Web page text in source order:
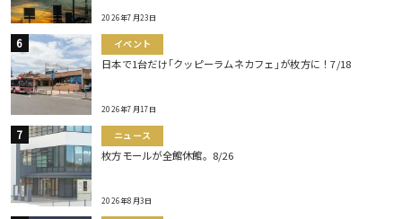
2026年7月23日
イベント
日本で1台だけ｢クッピーラムネカフェ｣が枚方に！7/18
2026年7月17日
ニュース
枚方モールが全館休館。8/26
2026年8月3日